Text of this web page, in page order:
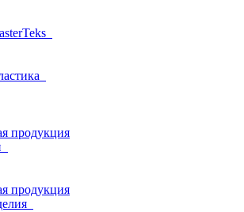
продукция
продукция